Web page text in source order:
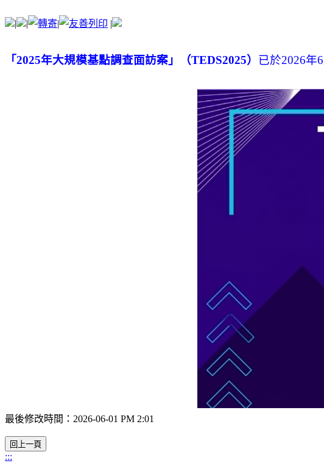
|
| | |
「2025年大規模基點調查面訪案」（TEDS2025） 已於2026年6
最後修改時間：2026-06-01 PM 2:01
:::